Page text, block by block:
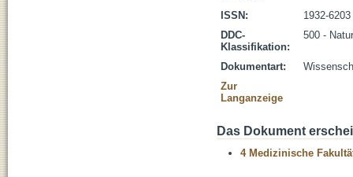
ISSN:
1932-6203
DDC-
Klassifikation:
500 -
Dokumentart:
Zur
Langanzeige
Das Dokument
4 Medizinische